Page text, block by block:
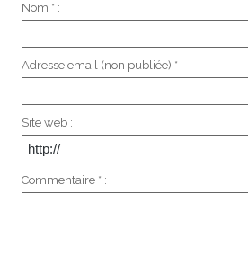
Nom * :
Adresse email (non publiée) * :
Site web :
Commentaire * :